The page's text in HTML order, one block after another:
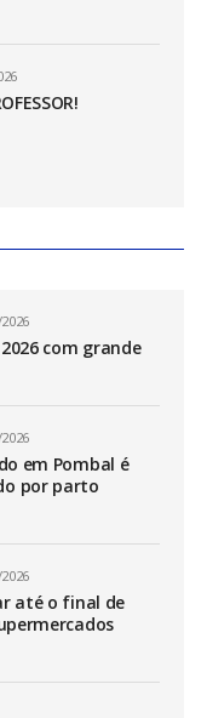
com grande
em Pombal é
por parto
até o final de